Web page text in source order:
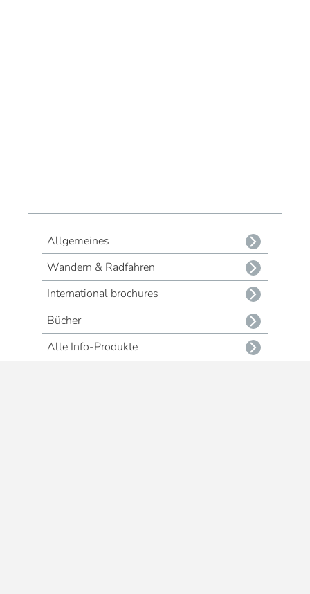
Allgemeines
Wandern & Radfahren
International brochures
Bücher
Alle Info-Produkte